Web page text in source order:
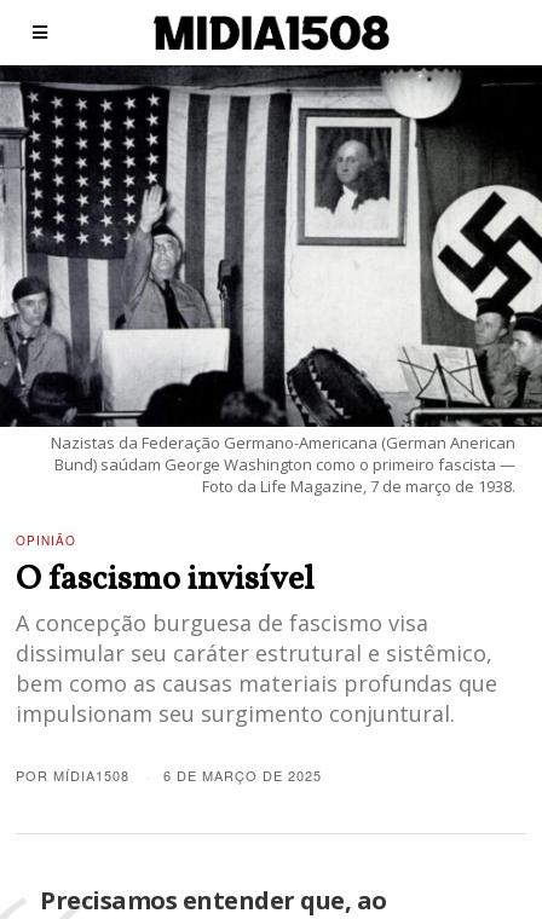
Nazistas da Federação Germano-Americana (German Anerican
Bund) saúdam George Washington como o primeiro fascista —
Foto da Life Magazine, 7 de março de 1938.
OPINIÃO
O fascismo invisível
A concepção burguesa de fascismo visa
dissimular seu caráter estrutural e sistêmico,
bem como as causas materiais profundas que
impulsionam seu surgimento conjuntural.
PORMÍDIA1508 6 DE MARÇO DE 2025
Precisamos entender que, ao